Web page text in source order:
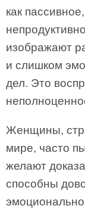
как
изображают
и слишком
дел. Это
Женщины,
мире, часто
желают
способны